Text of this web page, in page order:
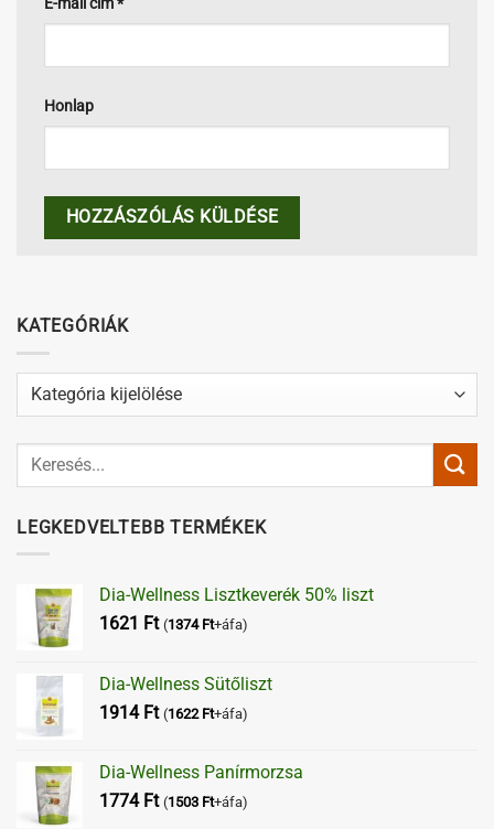
E-mail cím*
Honlap
KATEGÓRIÁK
Kategóriák
LEGKEDVELTEBB TERMÉKEK
Dia-Wellness Lisztkeverék 50% liszt
1621 Ft (1374 Ft+áfa)
Dia-Wellness Sütőliszt
1914 Ft (1622 Ft+áfa)
Dia-Wellness Panírmorzsa
1774 Ft (1503 Ft+áfa)